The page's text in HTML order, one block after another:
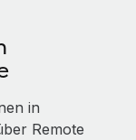
in
Remote